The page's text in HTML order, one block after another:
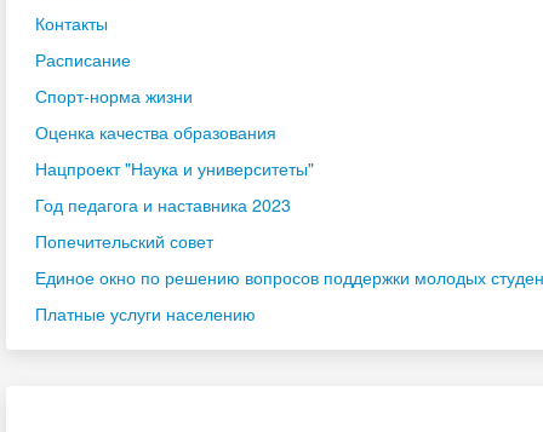
Контакты
Расписание
Спорт-норма жизни
Оценка качества образования
Нацпроект "Наука и университеты"
Год педагога и наставника 2023
Попечительский совет
Единое окно по решению вопросов поддержки молодых
Платные услуги населению